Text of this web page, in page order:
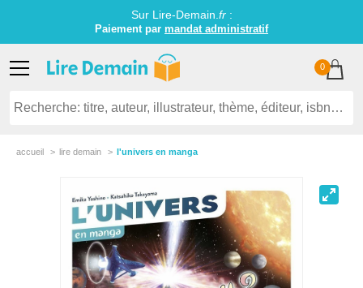
Sur Lire-Demain. fr:
Paiement par mandat administratif
0
accueil lire demain l'univers en manga